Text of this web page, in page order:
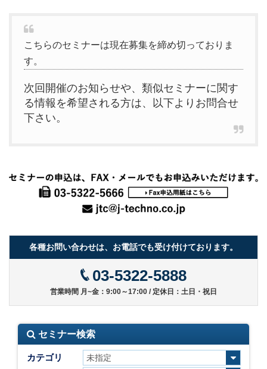
こちらのセミナーは現在募集を締め切っておりま
す。
次回開催のお知らせや、類似セミナーに関す
る情報を希望される方は、以下よりお問合せ
下さい。
各種お問い合わせは、お電話でも受け付けております。
03-5322-5888
営業時間 月~金：9:00～17:00 / 定休日：土日・祝日
セミナー検索
カテゴリ